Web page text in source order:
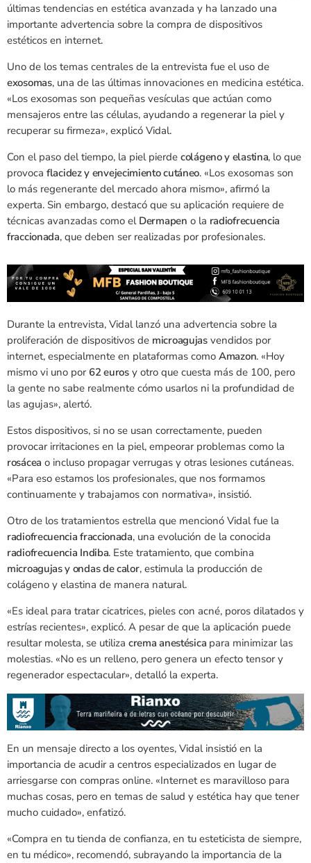
últimas tendencias en estética avanzada y ha lanzado una
importante advertencia sobre la compra de dispositivos
estéticos en internet.
Uno de los temas centrales de la entrevista fue el uso de
exosomas, una de las últimas innovaciones en medicina estética.
«Los exosomas son pequeñas vesículas que actúan como
mensajeros entre las células, ayudando a regenerar la piel y
recuperar su firmeza», explicó Vidal.
Con el paso del tiempo, la piel pierde colágeno y elastina, lo que
provoca flacidez y envejecimiento cutáneo. «Los exosomas son
lo más regenerante del mercado ahora mismo», afirmó la
experta. Sin embargo, destacó que su aplicación requiere de
técnicas avanzadas como el Dermapen o la radiofrecuencia
fraccionada, que deben ser realizadas por profesionales.
Durante la entrevista, Vidal lanzó una advertencia sobre la
proliferación de dispositivos de microagujasvendidos por
internet, especialmente en plataformas como Amazon. «Hoy
mismo vi uno por 62 eurosy otro que cuesta más de 100, pero
la gente no sabe realmente cómo usarlos ni la profundidad de
las agujas», alertó.
Estos dispositivos, si no se usan correctamente, pueden
provocar irritaciones en la piel, empeorar problemas como la
rosácea o incluso propagar verrugas y otras lesiones cutáneas.
«Para eso estamos los profesionales, que nos formamos
continuamente y trabajamos con normativa», insistió.
Otro de los tratamientos estrella que mencionó Vidal fue la
radiofrecuencia fraccionada, una evolución de la conocida
radiofrecuencia Indiba. Este tratamiento, que combina
microagujas y ondas de calor, estimula la producción de
colágeno y elastina de manera natural.
«Es ideal para tratar cicatrices, pieles con acné, poros dilatados y
estrías recientes», explicó. A pesar de que la aplicación puede
resultar molesta, se utiliza crema anestésica para minimizar las
molestias. «No es un relleno, pero genera un efecto tensor y
regenerador espectacular», detalló la experta.
En un mensaje directo a los oyentes, Vidal insistió en la
importancia de acudir a centros especializados en lugar de
arriesgarse con compras online. «Internet es maravilloso para
muchas cosas, pero en temas de salud y estética hay que tener
mucho cuidado», enfatizó.
«Compra en tu tienda de confianza, en tu esteticista de siempre,
en tu médico», recomendó, subrayando la importancia de la